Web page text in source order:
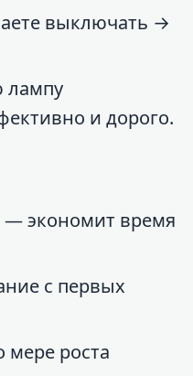
выключать →
лампу
и дорого.
экономит время
с первых
роста